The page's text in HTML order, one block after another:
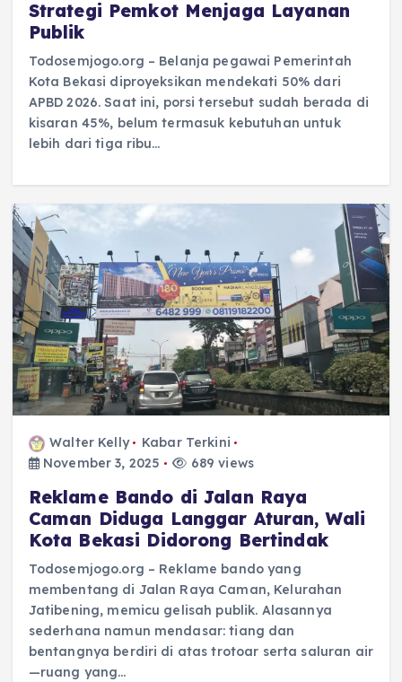
Strategi Pemkot Menjaga Layanan
Publik
Todosemjogo.org – Belanja pegawai Pemerintah
Kota Bekasi diproyeksikan mendekati 50% dari
APBD 2026. Saat ini, porsi tersebut sudah berada di
kisaran 45%, belum termasuk kebutuhan untuk
lebih dari tiga ribu…
Walter Kelly
Kabar Terkini
November 3, 2025
689 views
Reklame Bando di Jalan Raya
Caman Diduga Langgar Aturan, Wali
Kota Bekasi Didorong Bertindak
Todosemjogo.org – Reklame bando yang
membentang di Jalan Raya Caman, Kelurahan
Jatibening, memicu gelisah publik. Alasannya
sederhana namun mendasar: tiang dan
bentangnya berdiri di atas trotoar serta saluran air
—ruang yang…